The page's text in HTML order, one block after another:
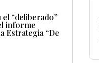
“deliberado”
informe
Estrategia “De